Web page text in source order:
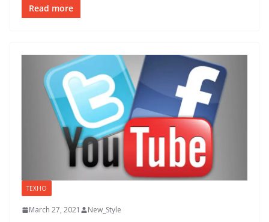
Read more
ТЕХНО
March 27, 2021 New_Style